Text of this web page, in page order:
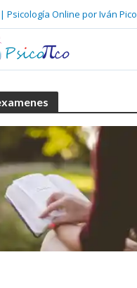
Psicología Online por Iván Pico